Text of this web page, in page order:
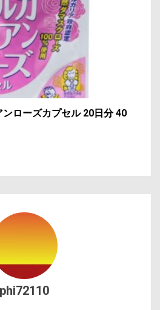
ンローズカプセル 20日分 40
phi72110